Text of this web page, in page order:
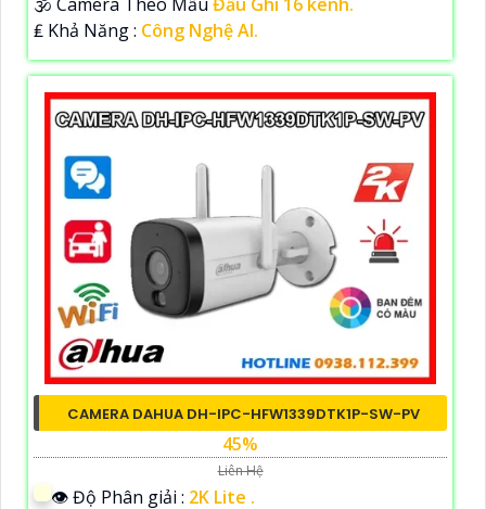
️₤ Khả Năng : Công Nghệ AI.
CAMERA DAHUA DH-IPC-HFW1339DTK1P-SW-PV
45%
Liên Hệ
👁 Độ Phân giải : 2K Lite .